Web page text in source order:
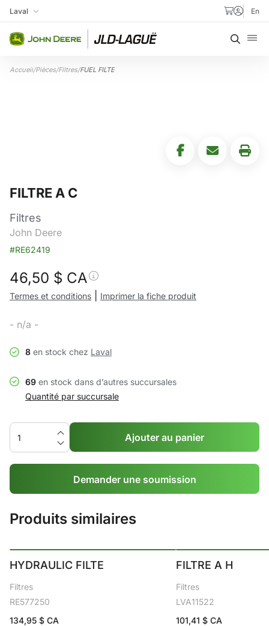
Aller au contenu
Ma succursale
Laval En
Accueil/Pièces/Filtres/FUEL FILTE
FILTRE A C
Filtres
John Deere
#RE62419
46,50 $ CA
Termes et conditions Imprimer la fiche produit
- n/a -
8 en stock chez Laval
69 en stock dans d’autres succursales
Quantité par succursale
Ajouter au panier
Demander une soumission
Produits similaires
HYDRAULIC FILTE
Filtres
RE577250
134,95 $ CA
FILTRE A H
Filtres
LVA11522
101,41$ CA